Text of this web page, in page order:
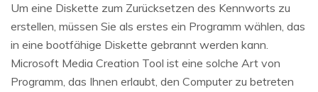
Um eine Diskette zum Zurücksetzen des Kennworts zu
erstellen, müssen Sie als erstes ein Programm wählen, das
in eine bootfähige Diskette gebrannt werden kann.
Microsoft Media Creation Tool ist eine solche Art von
Programm, das Ihnen erlaubt, den Computer zu betreten